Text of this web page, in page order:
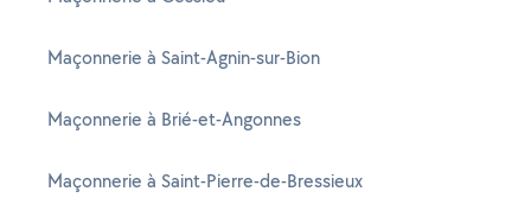
Maçonnerie à Saint-Agnin-sur-Bion
Maçonnerie à Brié-et-Angonnes
Maçonnerie à Saint-Pierre-de-Bressieux